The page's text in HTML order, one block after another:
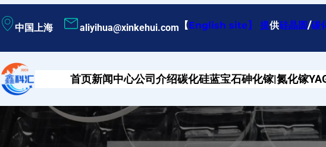
至
容
中国上海 aliyihua@xinkehui.com 【English site】 提供硅晶圆/碳
首页新闻中心公司介绍碳化硅蓝宝石砷化镓|氮化镓